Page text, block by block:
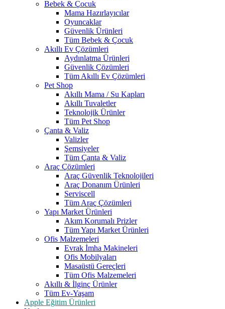
Bebek & Çocuk
Mama Hazırlayıcılar
Oyuncaklar
Güvenlik Ürünleri
Tüm Bebek & Çocuk
Akıllı Ev Çözümleri
Aydınlatma Ürünleri
Güvenlik Çözümleri
Tüm Akıllı Ev Çözümleri
Pet Shop
Akıllı Mama / Su Kapları
Akıllı Tuvaletler
Teknolojik Ürünler
Tüm Pet Shop
Çanta & Valiz
Valizler
Şemsiyeler
Tüm Çanta & Valiz
Araç Çözümleri
Araç Güvenlik Teknolojileri
Araç Donanım Ürünleri
Serviscell
Tüm Araç Çözümleri
Yapı Market Ürünleri
Akım Korumalı Prizler
Tüm Yapı Market Ürünleri
Ofis Malzemeleri
Evrak İmha Makineleri
Ofis Mobilyaları
Masaüstü Gereçleri
Tüm Ofis Malzemeleri
Akıllı & İlginç Ürünler
Tüm Ev-Yaşam
Apple Eğitim Ürünleri